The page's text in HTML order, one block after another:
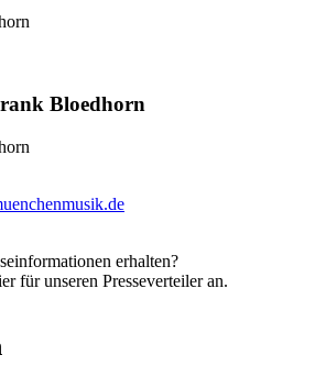
Bloedhorn
erhalten?
für unseren Presseverteiler an.